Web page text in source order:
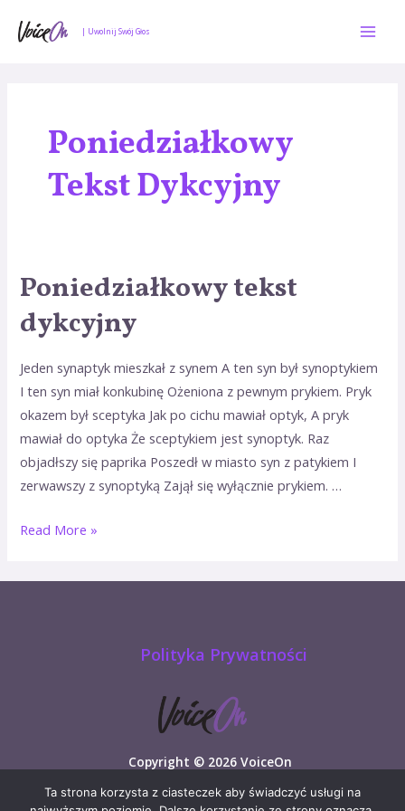
| Uwolnij Swój Głos
Poniedziałkowy
Tekst Dykcyjny
Poniedziałkowy tekst
dykcyjny
Jeden synaptyk mieszkał z synem A ten syn był synoptykiem
I ten syn miał konkubinę Ożeniona z pewnym prykiem. Pryk
okazem był sceptyka Jak po cichu mawiał optyk, A pryk
mawiał do optyka Że sceptykiem jest synoptyk. Raz
objadłszy się paprika Poszedł w miasto syn z patykiem I
zerwawszy z synoptyką Zajął się wyłącznie prykiem. …
Poniedziałkowy
dykcyjny
Read More »
Polityka Prywatności
Copyright © 2026 VoiceOn
Ta strona korzysta z ciasteczek aby świadczyć usługi na